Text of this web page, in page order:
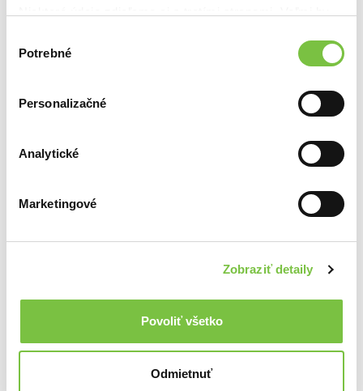
cookies.
súhlasu
Potrebné
Personalizačné
Analytické
Marketingové
Zobraziť detaily
Povoliť všetko
Odmietnuť
Puzzle 3D Big Ben - 47 dílků
9,90€
12,20€